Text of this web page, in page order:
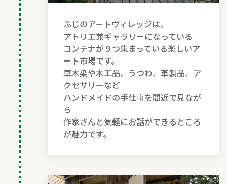
ふじのアートヴィレッジは、
アトリエ兼ギャラリーになっている
コンテナが９つ集まっている楽しいア
ート市場です。
草木染や木工品、うつわ、革製品、ア
クセサリーなど
ハンドメイドの手仕事を間近で見なが
ら
作家さんと気軽にお話ができるところ
が魅力です。